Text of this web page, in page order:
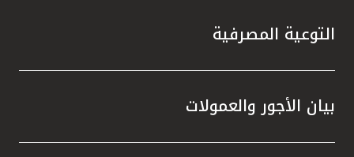
التوعية المصرفية
بيان الأجور والعمولات